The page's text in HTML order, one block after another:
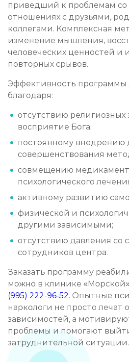
приведший к проблемам со
отношениях с друзьями,
коллегами. Комплексная
изменение мышления,
человеческих ценностей и
повторных срывов.
Эффективность программы
благодаря:
отсутствию религиозных
восприятие Бога;
постоянному внедрению
совершенствования
совмещению
психологического
активному развитию
физической и
другими зависимыми;
отсутствию давления со
сотрудников центра.
Заказать программу
можно в клинике
(995) 222-96-52. Опытные
наркологи не просто лечат
зависимостей, а
проблемы и помогают
затруднительной ситуации.